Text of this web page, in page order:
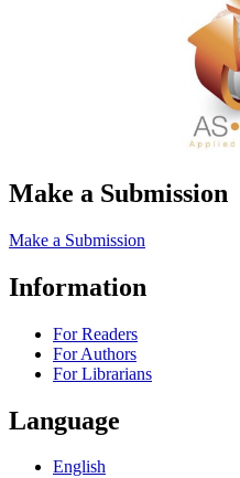
Make a Submission
Make a Submission
Information
For Readers
For Authors
For Librarians
Language
English